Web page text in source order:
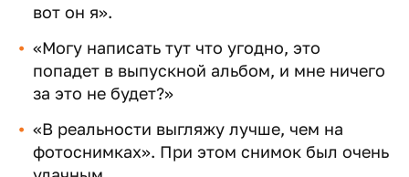
вот он я».
«Могу написать тут что угодно, это
попадет в выпускной альбом, и мне ничего
за это не будет?»
«В реальности выгляжу лучше, чем на
фотоснимках». При этом снимок был очень